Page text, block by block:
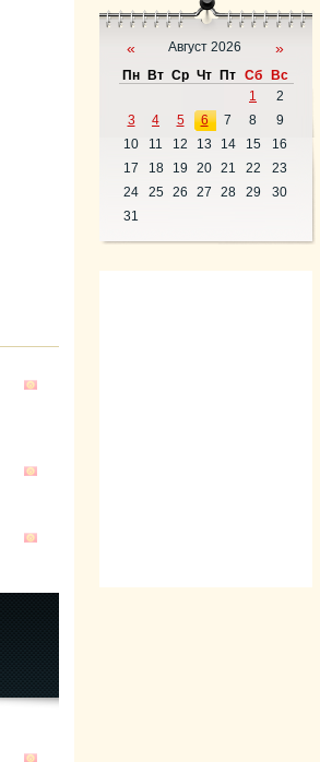
« Август 2026 »
Пн Вт Ср Чт Пт Сб
Вс
1
2
3
4 5 6 7 8
9
10
11 12 13 14 15
16
17
18 19 20 21 22
23
24
25 26 27 28 29
30
31